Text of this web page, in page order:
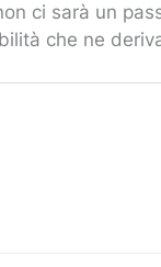
ci sarà un
che ne